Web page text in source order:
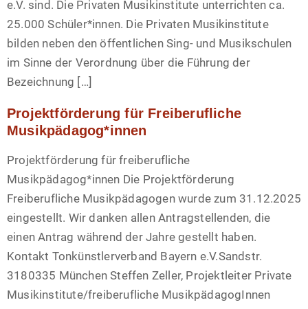
e.V. sind. Die Privaten Musikinstitute unterrichten ca.
25.000 Schüler*innen. Die Privaten Musikinstitute
bilden neben den öffentlichen Sing- und Musikschulen
im Sinne der Verordnung über die Führung der
Bezeichnung […]
Projektförderung für Freiberufliche
Musikpädagog*innen
Projektförderung für freiberufliche
Musikpädagog*innen Die Projektförderung
Freiberufliche Musikpädagogen wurde zum 31.12.2025
eingestellt. Wir danken allen Antragstellenden, die
einen Antrag während der Jahre gestellt haben.
Kontakt Tonkünstlerverband Bayern e.V.Sandstr.
3180335 München Steffen Zeller, Projektleiter Private
Musikinstitute/freiberufliche MusikpädagogInnen